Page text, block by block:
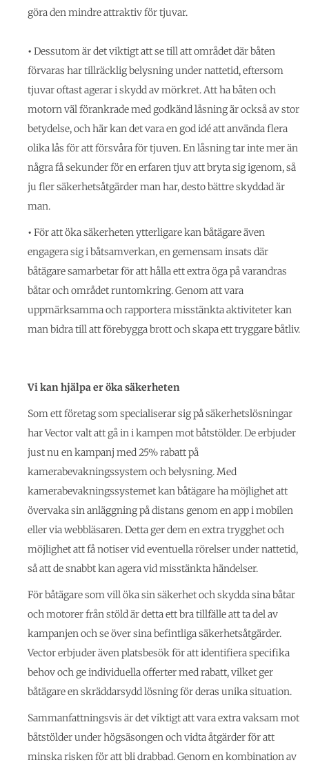
göra den mindre attraktiv för tjuvar.
• Dessutom är det viktigt att se till att området där båten
förvaras har tillräcklig belysning under nattetid, eftersom
tjuvar oftast agerar i skydd av mörkret. Att ha båten och
motorn väl förankrade med godkänd låsning är också av stor
betydelse, och här kan det vara en god idé att använda flera
olika lås för att försvåra för tjuven. En låsning tar inte mer än
några få sekunder för en erfaren tjuv att bryta sig igenom, så
ju fler säkerhetsåtgärder man har, desto bättre skyddad är
man.
• För att öka säkerheten ytterligare kan båtägare även
engagera sig i båtsamverkan, en gemensam insats där
båtägare samarbetar för att hålla ett extra öga på varandras
båtar och området runtomkring. Genom att vara
uppmärksamma och rapportera misstänkta aktiviteter kan
man bidra till att förebygga brott och skapa ett tryggare båtliv.
Vi kan hjälpa er öka säkerheten
Som ett företag som specialiserar sig på säkerhetslösningar
har Vector valt att gå in i kampen mot båtstölder. De erbjuder
just nu en kampanj med 25% rabatt på
kamerabevakningssystem och belysning. Med
kamerabevakningssystemet kan båtägare ha möjlighet att
övervaka sin anläggning på distans genom en app i mobilen
eller via webbläsaren. Detta ger dem en extra trygghet och
möjlighet att få notiser vid eventuella rörelser under nattetid,
så att de snabbt kan agera vid misstänkta händelser.
För båtägare som vill öka sin säkerhet och skydda sina båtar
och motorer från stöld är detta ett bra tillfälle att ta del av
kampanjen och se över sina befintliga säkerhetsåtgärder.
Vector erbjuder även platsbesök för att identifiera specifika
behov och ge individuella offerter med rabatt, vilket ger
båtägare en skräddarsydd lösning för deras unika situation.
Sammanfattningsvis är det viktigt att vara extra vaksam mot
båtstölder under högsäsongen och vidta åtgärder för att
minska risken för att bli drabbad. Genom en kombination av